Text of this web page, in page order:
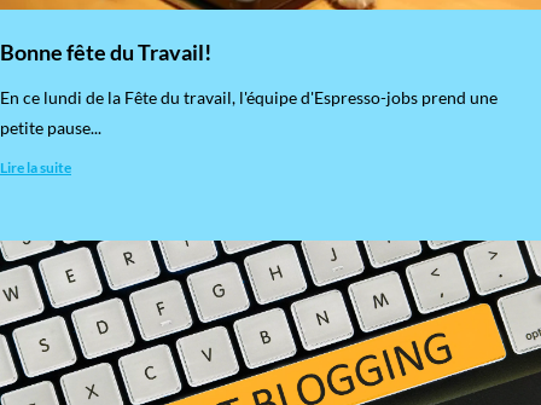
Bonne fête du Travail!
En ce lundi de la Fête du travail, l'équipe d'Espresso-jobs prend une
petite pause...
Lire la suite